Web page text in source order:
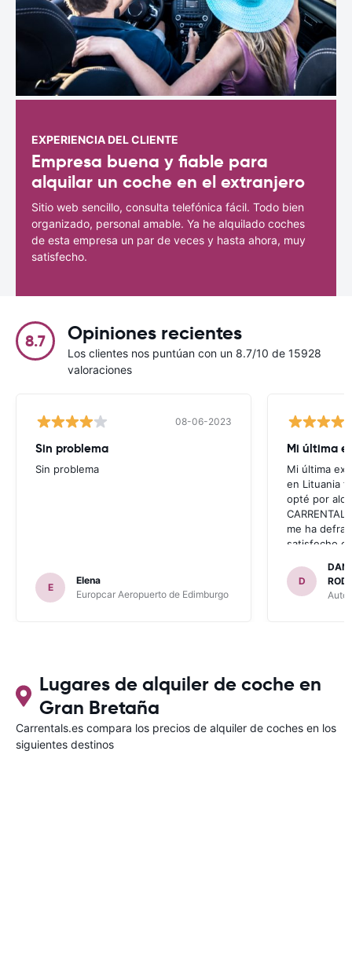
EXPERIENCIA DEL CLIENTE
Empresa buena y fiable para
alquilar un coche en el extranjero
Sitio web sencillo, consulta telefónica fácil. Todo bien
organizado, personal amable. Ya he alquilado coches
de esta empresa un par de veces y hasta ahora, muy
satisfecho.
8.7 Opiniones recientes
Los clientes nos puntúan con un 8.7/10 de 15928
valoraciones
08-06-2023
Sin problema
Sin problema
E
Elena
Europcar Aeropuerto de Edimburgo
Mi última
Mi última
en Lituania
opté por
me ha
satisfecho
invitaron a
había leído
D
Lugares de alquiler de coche en
Gran Bretaña
Carrentals.es compara los precios de alquiler de coches en los
siguientes destinos